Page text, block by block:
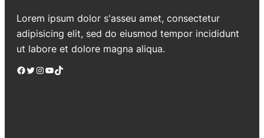
Lorem ipsum dolor s'asseu amet, consectetur
adipisicing elit, sed do eiusmod tempor incididunt
ut labore et dolore magna aliqua.
Facebook Twitter Instagram YouTube TikTok